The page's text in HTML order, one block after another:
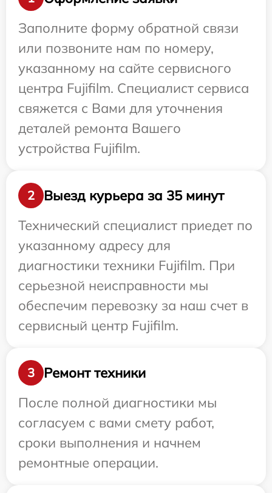
Заполните форму обратной связи
или позвоните нам по номеру,
указанному на сайте сервисного
центра Fujifilm. Специалист сервиса
свяжется с Вами для уточнения
деталей ремонта Вашего
устройства Fujifilm.
2
Выезд курьера за 35 минут
Технический специалист приедет по
указанному адресу для
диагностики техники Fujifilm. При
серьезной неисправности мы
обеспечим перевозку за наш счет в
сервисный центр Fujifilm.
3
Ремонт техники
После полной диагностики мы
согласуем с вами смету работ,
сроки выполнения и начнем
ремонтные операции.